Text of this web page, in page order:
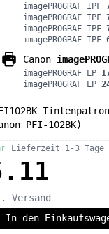
imagePROGRAF IPF
imagePROGRAF IPF
imagePROGRAF IPF
imagePROGRAF IPF
Canon
imagePROGRAF LP
imagePROGRAF LP
PFI-102BK)
Lieferzeit 1-3 Tage
Versand
In den